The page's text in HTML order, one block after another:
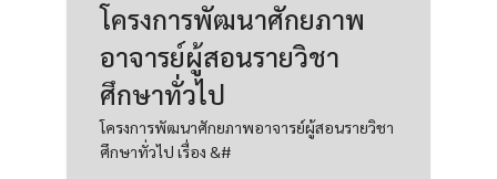
โครงการพัฒนาศักยภาพ
อาจารย์ผู้สอนรายวิชา
ศึกษาทั่วไป
โครงการพัฒนาศักยภาพอาจารย์ผู้สอนรายวิชา
ศึกษาทั่วไป เรื่อง &#